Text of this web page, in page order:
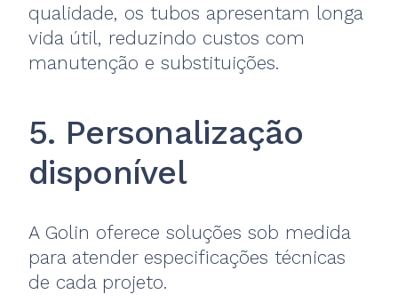
qualidade, os tubos apresentam longa
vida útil, reduzindo custos com
manutenção e substituições.
5. Personalização
disponível
A Golin oferece soluções sob medida
para atender especificações técnicas
de cada projeto.